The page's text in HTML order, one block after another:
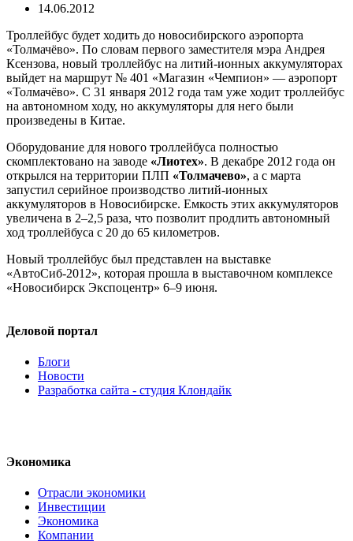
14.06.2012
Троллейбус будет ходить до новосибирского аэропорта
«Толмачёво». По словам первого заместителя мэра Андрея
Ксензова, новый троллейбус на литий-ионных аккумуляторах
выйдет на маршрут № 401 «Магазин «Чемпион» — аэропорт
«Толмачёво». С 31 января 2012 года там уже ходит троллейбус
на автономном ходу, но аккумуляторы для него были
произведены в Китае.
Оборудование для нового троллейбуса полностью
скомплектовано на заводе «Лиотех». В декабре 2012 года он
открылся на территории ПЛП «Толмачево», а с марта
запустил серийное производство литий-ионных
аккумуляторов в Новосибирске. Емкость этих аккумуляторов
увеличена в 2–2,5 раза, что позволит продлить автономный
ход троллейбуса с 20 до 65 километров.
Новый троллейбус был представлен на выставке
«АвтоСиб-2012», которая прошла в выставочном комплексе
«Новосибирск Экспоцентр» 6–9 июня.
Деловой портал
Блоги
Новости
Разработка сайта - студия Клондайк
Экономика
Отрасли экономики
Инвестиции
Экономика
Компании